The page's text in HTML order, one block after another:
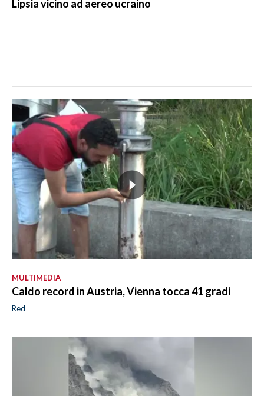
Lipsia vicino ad aereo ucraino
MULTIMEDIA
Caldo record in Austria, Vienna tocca 41 gradi
Red